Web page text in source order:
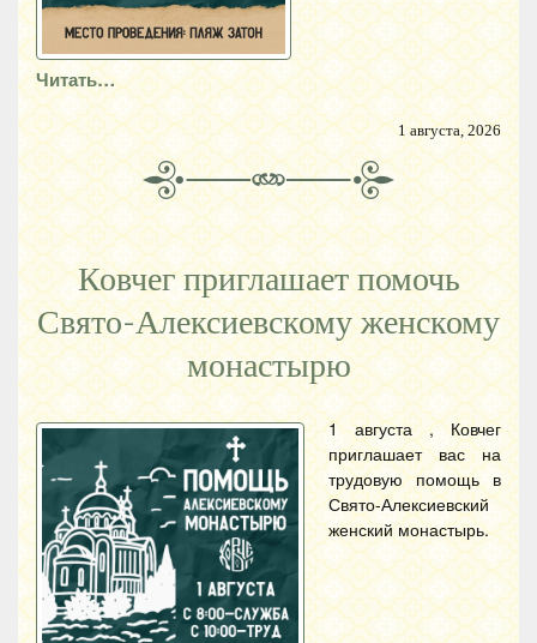
Читать…
1 августа, 2026
Ковчег приглашает помочь
Свято-Алексиевскому женскому
монастырю
1 августа , Ковчег
приглашает вас на
трудовую помощь в
Свято-Алексиевский
женский монастырь.